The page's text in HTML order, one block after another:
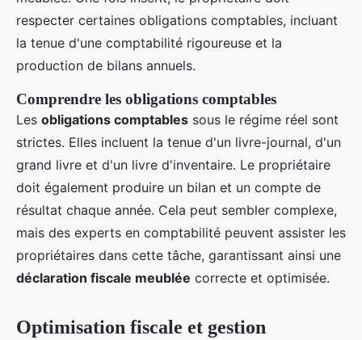
respecter certaines obligations comptables, incluant
la tenue d'une comptabilité rigoureuse et la
production de bilans annuels.
Comprendre les obligations comptables
Les obligations comptables sous le régime réel sont
strictes. Elles incluent la tenue d'un livre-journal, d'un
grand livre et d'un livre d'inventaire. Le propriétaire
doit également produire un bilan et un compte de
résultat chaque année. Cela peut sembler complexe,
mais des experts en comptabilité peuvent assister les
propriétaires dans cette tâche, garantissant ainsi une
déclaration fiscale meublée correcte et optimisée.
Optimisation fiscale et gestion